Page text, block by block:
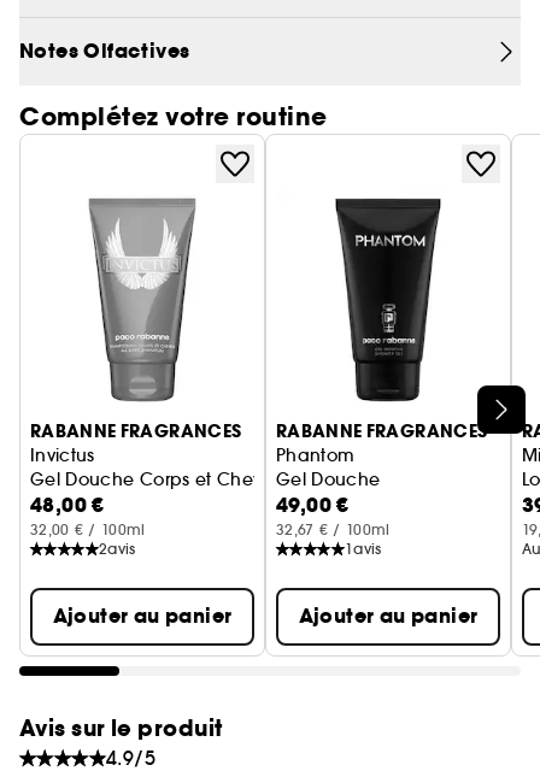
Notes Olfactives
Complétez votre routine
Ignorer le carrousel produits
RABANNE FRAGRANCES
Invictus
Gel Douche Corps et Cheveux
48,00 €
32,00 € / 100ml
2avis
Ajouter au panier
RABANNE FRAGRANCES
Phantom
Gel Douche
49,00 €
32,67 € / 100ml
1avis
Ajouter au panier
Avis sur le produit
4.9/5